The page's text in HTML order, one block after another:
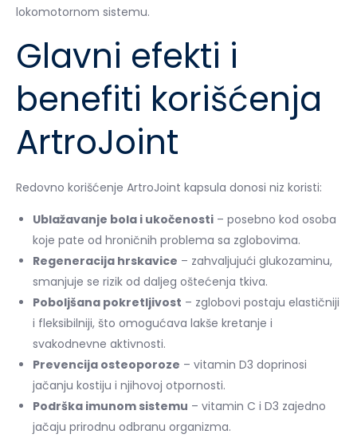
lokomotornom sistemu.
Glavni efekti i
benefiti korišćenja
ArtroJoint
Redovno korišćenje ArtroJoint kapsula donosi niz koristi:
Ublažavanje bola i ukočenosti – posebno kod osoba
koje pate od hroničnih problema sa zglobovima.
Regeneracija hrskavice – zahvaljujući glukozaminu,
smanjuje se rizik od daljeg oštećenja tkiva.
Poboljšana pokretljivost – zglobovi postaju elastičniji
i fleksibilniji, što omogućava lakše kretanje i
svakodnevne aktivnosti.
Prevencija osteoporoze – vitamin D3 doprinosi
jačanju kostiju i njihovoj otpornosti.
Podrška imunom sistemu – vitamin C i D3 zajedno
jačaju prirodnu odbranu organizma.